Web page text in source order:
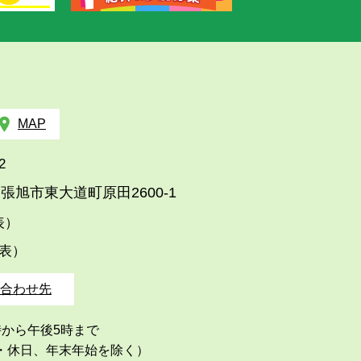
MAP
旭市東大道町原田2600-1
）
わせ先
ら午後5時まで
日、年末年始を除く）